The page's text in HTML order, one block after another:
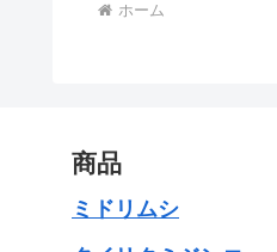
ホーム
商品
ミドリムシ